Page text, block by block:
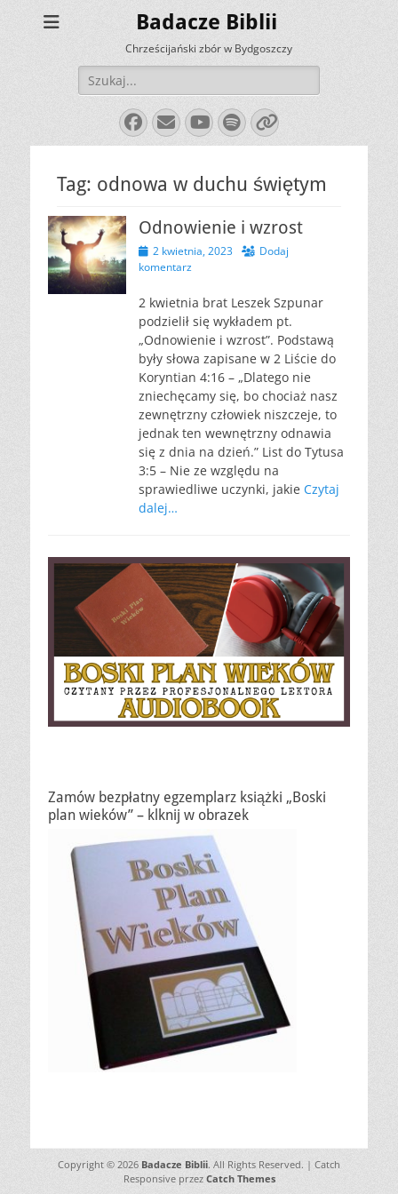
Badacze Biblii
Chrześcijański zbór w Bydgoszczy
Szukaj:
Facebook
E-
mail
YouTube
Spotify
Link
Tag: odnowa w duchu świętym
Odnowienie i wzrost
Opublikowano
2 kwietnia, 2023
Dodaj
komentarz
2 kwietnia brat Leszek Szpunar
podzielił się wykładem pt.
„Odnowienie i wzrost”. Podstawą
były słowa zapisane w 2 Liście do
Koryntian 4:16 – „Dlatego nie
zniechęcamy się, bo chociaż nasz
zewnętrzny człowiek niszczeje, to
jednak ten wewnętrzny odnawia
się z dnia na dzień.” List do Tytusa
3:5 – Nie ze względu na
sprawiedliwe uczynki, jakie Czytaj
dalej…
Zamów bezpłatny egzemplarz książki „Boski
plan wieków” – klknij w obrazek
Copyright © 2026 Badacze Biblii. All Rights Reserved. | Catch
Responsive przez Catch Themes